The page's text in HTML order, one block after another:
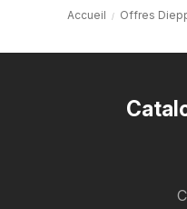
Accueil Offres